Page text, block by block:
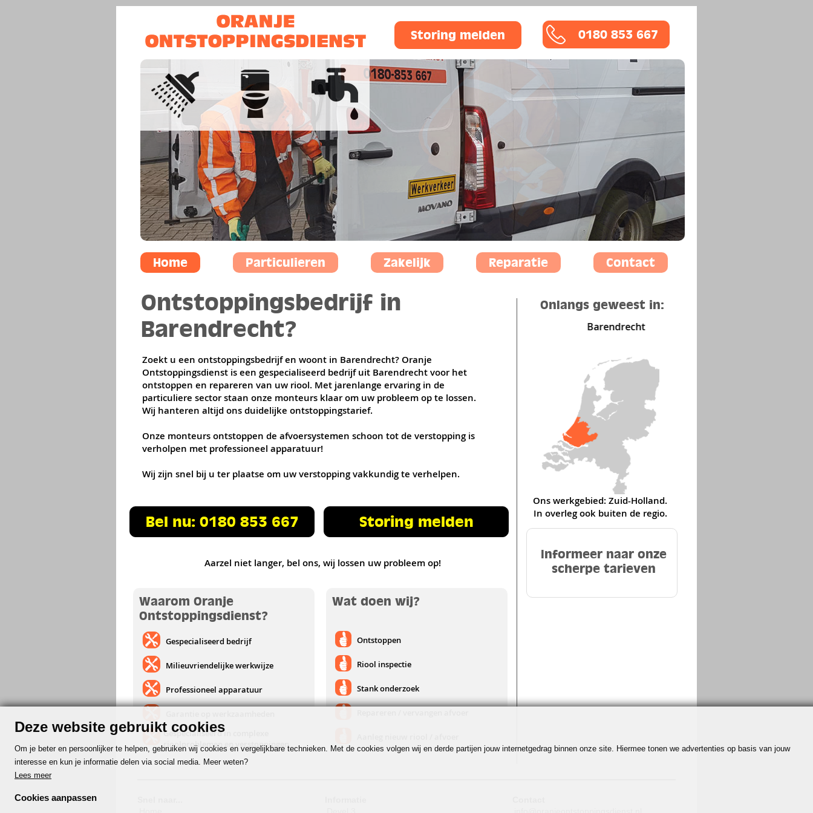
Zoekt u een ontstoppingsbedrijf en woont in Barendrecht? Oranje
Ontstoppingsdienst is een gespecialiseerd bedrijf uit Barendrecht voor het
ontstoppen en repareren van uw riool. Met jarenlange ervaring in de
particuliere sector staan onze monteurs klaar om uw probleem op te lossen.
Wij hanteren altijd ons duidelijke ontstoppingstarief.
Onze monteurs ontstoppen de afvoersystemen schoon tot de verstopping is
verholpen met professioneel apparatuur!
Wij zijn snel bij u ter plaatse om uw verstopping vakkundig te verhelpen.
0180 853 667
Storing melden
Ontstoppingsbedrijf in
Barendrecht?
Home Particulieren Zakelijk Reparatie Contact
Informeer naar onze
scherpe tarieven
Waarom Oranje
Ontstoppingsdienst?
Gespecialiseerd bedrijf
Milieuvriendelijke werkwijze
Professioneel apparatuur
Gespecialiseerd in complexe
rioolproblemen en verstoppingen
Wat doen wij?
Ontstoppen
Riool inspectie
Stank onderzoek
Ons werkgebied: Zuid-Holland.
In overleg ook buiten de regio.
Onlangs geweest in:
Hellevoetsluis Barendrecht
Bel nu: 0180 853 667 Storing melden
Aarzel niet langer, bel ons, wij lossen uw probleem op!
Deze website gebruikt cookies
Om je beter en persoonlijker te helpen, gebruiken wij cookies en vergelijkbare technieken. Met de cookies volgen wij en derde partijen jouw internetgedrag binnen onze site. Hiermee tonen we advertenties op basis van jouw
interesse en kun je informatie delen via social media. Meer weten?
Lees meer
Cookies aanpassen